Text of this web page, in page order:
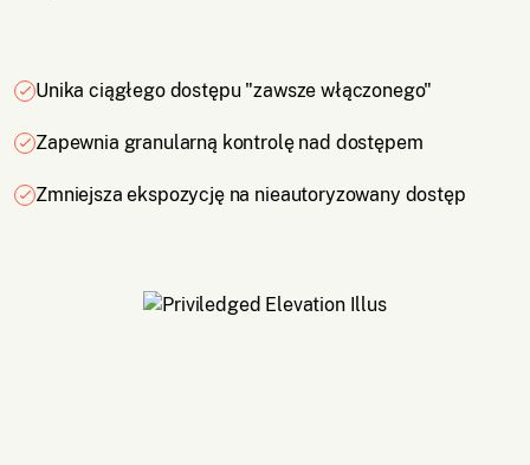
Unika ciągłego dostępu "zawsze włączonego"
Zapewnia granularną kontrolę nad dostępem
Zmniejsza ekspozycję na nieautoryzowany dostęp